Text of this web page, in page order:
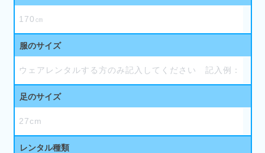
服のサイズ
足のサイズ
レンタル種類